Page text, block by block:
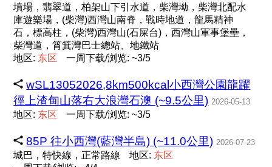
墳場，翡翠道，柏架山下引水道，柴灣坳，柴灣北配水
庫遊樂場，(柴灣)西灣山南脊，戰時地道，龍馬精神
石，標高柱，(柴灣)西灣山(石屎台)，西灣山軍事堡壘，
柴灣道，筲箕灣巴士總站、地鐵站
地区: 东区 一周下载/浏览: ~3/5
wSL13052026,8km500kcal小西灣公園龍躍
徑上渣甸山落右大浪灣石澳 (~9.5公里) 2026-05-13
地区: 东区 一周下载/浏览: ~3/5
85P 往小西灣(藍灣半島) (~11.0公里) 2026-07-23
城巴，特快線，正常路線 地区: 东区